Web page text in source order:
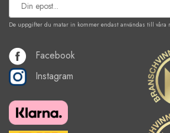
De uppgifter du matar in kommer endast användas till våra
Facebook
Instagram